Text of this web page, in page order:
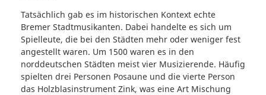
Tatsächlich gab es im historischen Kontext echte
Bremer Stadtmusikanten. Dabei handelte es sich um
Spielleute, die bei den Städten mehr oder weniger fest
angestellt waren. Um 1500 waren es in den
norddeutschen Städten meist vier Musizierende. Häufig
spielten drei Personen Posaune und die vierte Person
das Holzblasinstrument Zink, was eine Art Mischung